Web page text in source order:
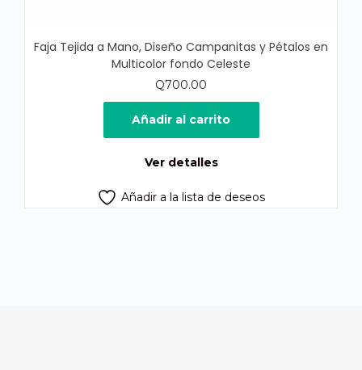
Faja Tejida a Mano, Diseño Campanitas y Pétalos en
Multicolor fondo Celeste
Q700.00
Añadir al carrito
Ver detalles
Añadir a la lista de deseos